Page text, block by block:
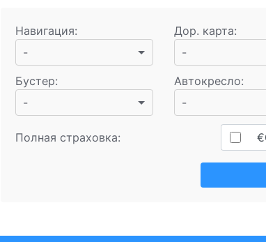
Навигация:
-
Дор. карта:
-
Бустер:
-
Автокресло:
-
Полная страховка: €